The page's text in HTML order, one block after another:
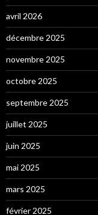
avril 2026
décembre 2025
novembre 2025
octobre 2025
septembre 2025
juillet 2025
juin 2025
mai 2025
mars 2025
février 2025